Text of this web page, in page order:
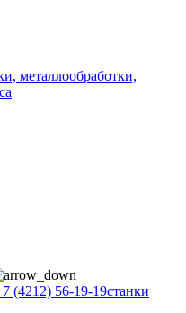
металлообработки,
(4212) 56-19-19станки